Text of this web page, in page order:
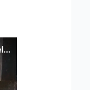
I ricordi dell'ex Serenissimo di 83 anni: «Bossi geloso di noi, in carcere mi cantavano l’inno di San Marco»